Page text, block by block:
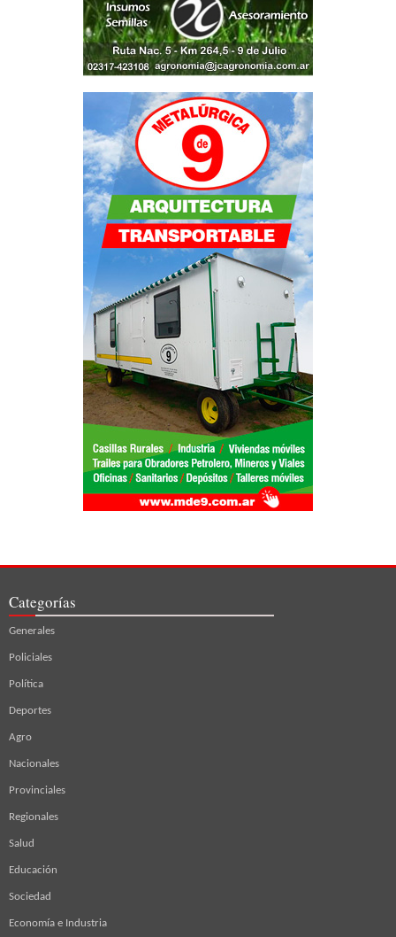
Categorías
Generales
Policiales
Política
Deportes
Agro
Nacionales
Provinciales
Regionales
Salud
Educación
Sociedad
Economía e Industria